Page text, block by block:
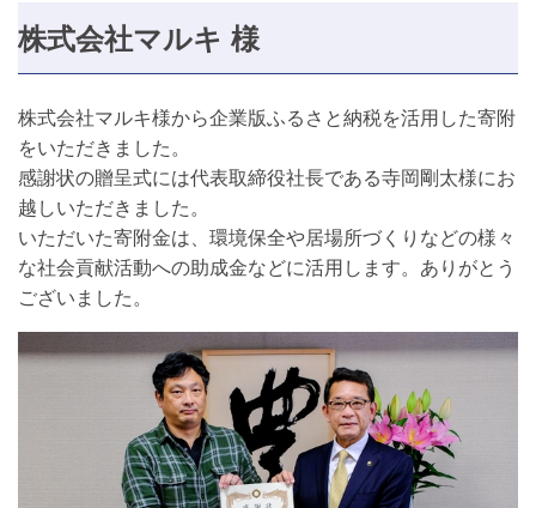
株式会社マルキ 様
株式会社マルキ様から企業版ふるさと納税を活用した寄附
をいただきました。
感謝状の贈呈式には代表取締役社長である寺岡剛太様にお
越しいただきました。
いただいた寄附金は、環境保全や居場所づくりなどの様々
な社会貢献活動への助成金などに活用します。ありがとう
ございました。